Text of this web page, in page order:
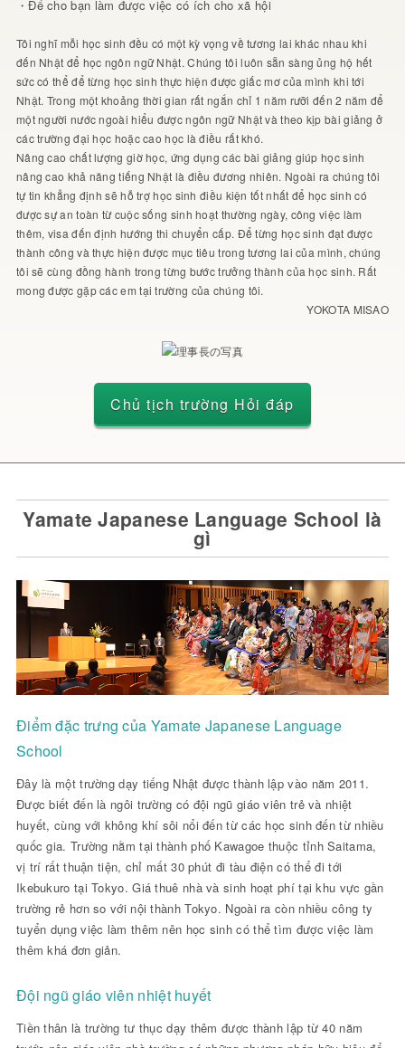
・Để cho bạn làm được việc có ích cho xã hội
Tôi nghĩ mỗi học sinh đều có một kỳ vọng về tương lai khác nhau khi
đến Nhật để học ngôn ngữ Nhật. Chúng tôi luôn sẵn sàng ủng hộ hết
sức có thể để từng học sinh thực hiện được giấc mơ của mình khi tới
Nhật. Trong một khoảng thời gian rất ngắn chỉ 1 năm rưỡi đến 2 năm để
một người nước ngoài hiểu được ngôn ngữ Nhật và theo kịp bài giảng ở
các trường đại học hoặc cao học là điều rất khó.
Nâng cao chất lượng giờ học, ứng dụng các bài giảng giúp học sinh
nâng cao khả năng tiếng Nhật là điều đương nhiên. Ngoài ra chúng tôi
tự tin khẳng định sẽ hỗ trợ học sinh điều kiện tốt nhất để học sinh có
được sự an toàn từ cuộc sống sinh hoạt thường ngày, công việc làm
thêm, visa đến định hướng thi chuyển cấp. Để từng học sinh đạt được
thành công và thực hiện được mục tiêu trong tương lai của mình, chúng
tôi sẽ cùng đồng hành trong từng bước trưởng thành của học sinh. Rất
mong được gặp các em tại trường của chúng tôi.
YOKOTA MISAO
Chủ tịch trường Hỏi đáp
Yamate Japanese Language School là
gì
Điểm đặc trưng của Yamate Japanese Language
School
Đây là một trường dạy tiếng Nhật được thành lập vào năm 2011.
Được biết đến là ngôi trường có đội ngũ giáo viên trẻ và nhiệt
huyết, cùng với không khí sôi nổi đến từ các học sinh đến từ nhiều
quốc gia. Trường nằm tại thành phố Kawagoe thuộc tỉnh Saitama,
vị trí rất thuận tiện, chỉ mất 30 phút đi tàu điện có thể đi tới
Ikebukuro tại Tokyo. Giá thuê nhà và sinh hoạt phí tại khu vực gần
trường rẻ hơn so với nội thành Tokyo. Ngoài ra còn nhiều công ty
tuyển dụng việc làm thêm nên học sinh có thể tìm được việc làm
thêm khá đơn giản.
Đội ngũ giáo viên nhiệt huyết
Tiền thân là trường tư thục dạy thêm được thành lập từ 40 năm